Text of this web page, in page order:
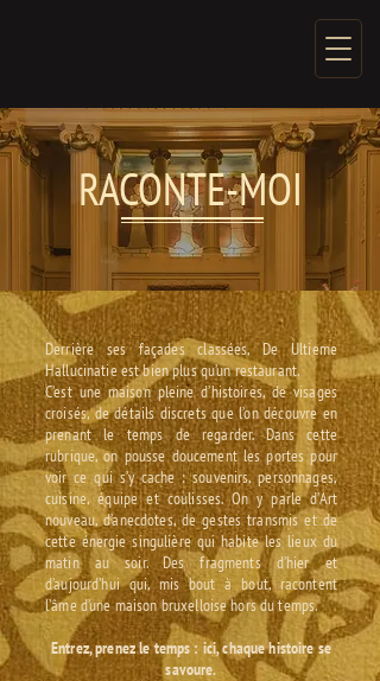
RACONTE-MOI
Derrière ses façades classées, De Ultieme
Hallucinatie est bien plus qu’un restaurant.
C’est une maison pleine d’histoires, de visages
croisés, de détails discrets que l’on découvre en
prenant le temps de regarder. Dans cette
rubrique, on pousse doucement les portes pour
voir ce qui s’y cache : souvenirs, personnages,
cuisine, équipe et coulisses. On y parle d’Art
nouveau, d’anecdotes, de gestes transmis et de
cette énergie singulière qui habite les lieux du
matin au soir. Des fragments d’hier et
d’aujourd’hui qui, mis bout à bout, racontent
l’âme d’une maison bruxelloise hors du temps.
Entrez, prenez le temps : ici, chaque histoire se
savoure.